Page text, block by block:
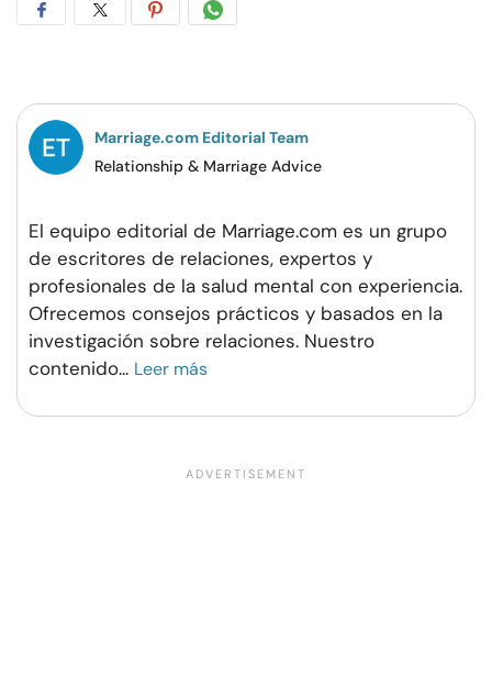
CompartirCompartirCompartirCompartir
Marriage.com Editorial Team
Relationship & Marriage Advice
El equipo editorial de Marriage.com es un grupo
de escritores de relaciones, expertos y
profesionales de la salud mental con experiencia.
Ofrecemos consejos prácticos y basados en la
investigación sobre relaciones. Nuestro
contenido... Leer más